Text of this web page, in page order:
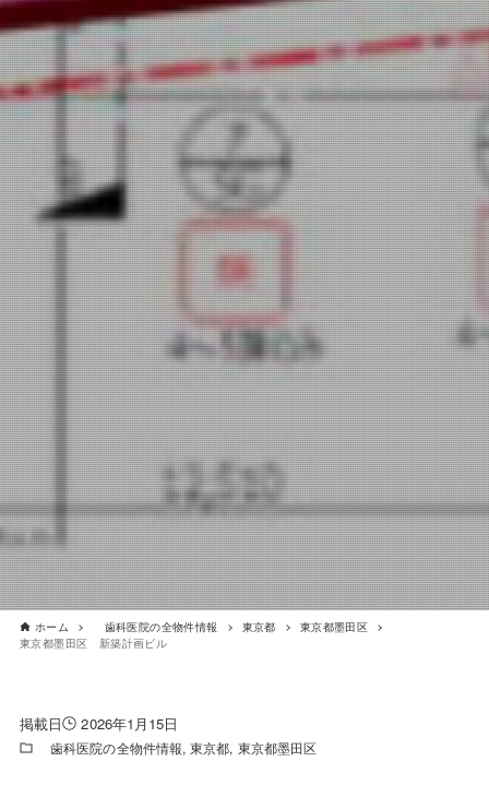
ホーム 歯科医院の全物件情報 東京都
東京都墨田区
東京都墨田区 新築計画ビル
2026年1月15日
歯科医院の全物件情報 東京都 東京都墨田区